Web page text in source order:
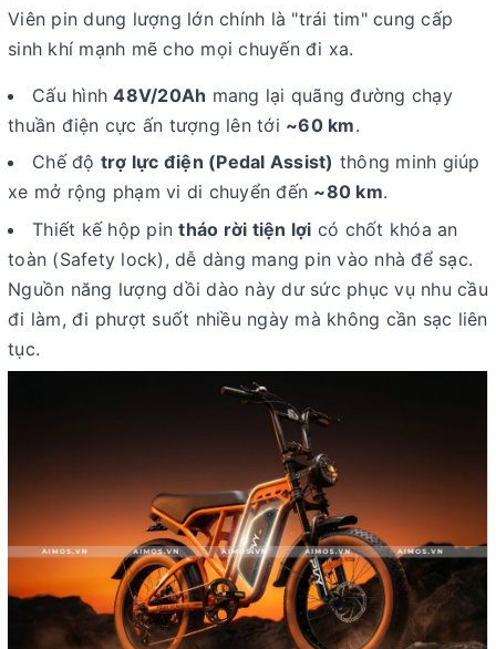
Viên pin dung lượng lớn chính là "trái tim" cung cấp
sinh khí mạnh mẽ cho mọi chuyến đi xa.
Cấu hình48V/20Ah mang lại quãng đường chạy
thuần điện cực ấn tượng lên tới ~60 km.
Chế độ trợ lực điện (Pedal Assist) thông minh giúp
xe mở rộng phạm vi di chuyển đến ~80 km.
Thiết kế hộp pintháo rời tiện lợi có chốt khóa an
toàn (Safety lock), dễ dàng mang pin vào nhà để sạc.
Nguồn năng lượng dồi dào này dư sức phục vụ nhu cầu
đi làm, đi phượt suốt nhiều ngày mà không cần sạc liên
tục.